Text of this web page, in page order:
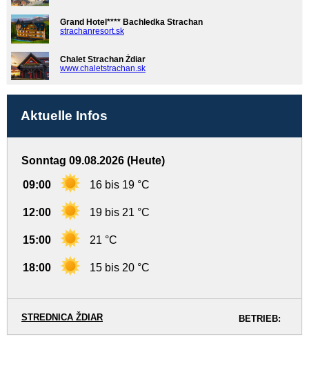
Grand Hotel**** Bachledka Strachan
strachanresort.sk
Chalet Strachan Ždiar
www.chaletstrachan.sk
Aktuelle Infos
Sonntag 09.08.2026 (Heute)
09:00 16 bis 19 °C
12:00 19 bis 21 °C
15:00 21 °C
18:00 15 bis 20 °C
BETRIEB:
STREDNICA ŽDIAR